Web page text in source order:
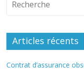
Articles récents
Contrat d’assurance